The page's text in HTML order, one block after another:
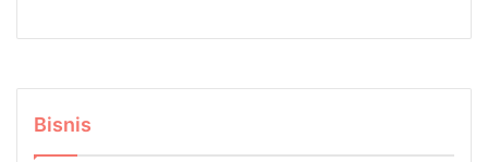
Bisnis